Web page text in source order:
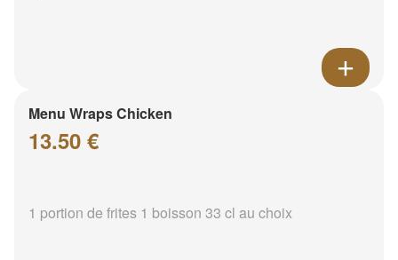
Menu Wraps Chicken
13.50 €
1 portion de frites 1 boisson 33 cl au choix